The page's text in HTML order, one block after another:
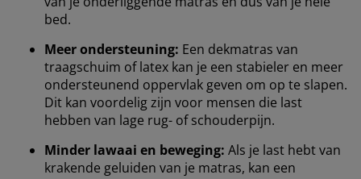
bed.
Meer ondersteuning: Een dekmatras van
traagschuim of latex kan je een stabieler en meer
ondersteunend oppervlak geven om op te slapen.
Dit kan voordelig zijn voor mensen die last
hebben van lage rug- of schouderpijn.
Minder lawaai en beweging: Als je last hebt van
krakende geluiden van je matras, kan een